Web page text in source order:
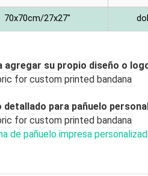
70x70cm/27x27"
agregar su propio diseño o
para pañuelo
de pañuelo impresa